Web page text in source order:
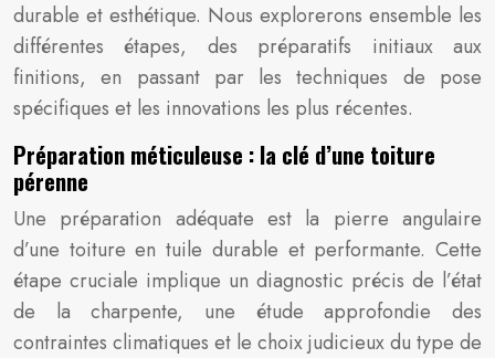
durable et esthétique. Nous explorerons ensemble les
différentes étapes, des préparatifs initiaux aux
finitions, en passant par les techniques de pose
spécifiques et les innovations les plus récentes.
Préparation méticuleuse : la clé d’une toiture
pérenne
Une préparation adéquate est la pierre angulaire
d’une toiture en tuile durable et performante. Cette
étape cruciale implique un diagnostic précis de l’état
de la charpente, une étude approfondie des
contraintes climatiques et le choix judicieux du type de